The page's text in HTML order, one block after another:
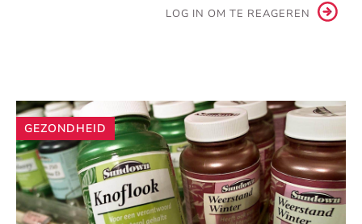
LOG IN OM TE REAGEREN
Andere
artikelen
GEZONDHEID